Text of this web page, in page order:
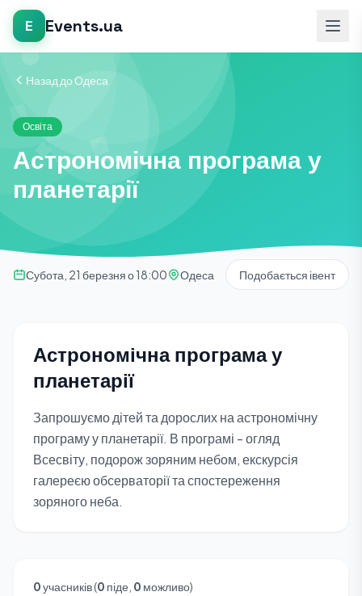
E Events.ua
Назад до Одеса
Освіта
Астрономічна програма у
планетарії
Субота, 21 березня о 18:00 Одеса Подобається івент
Астрономічна програма у
планетарії
Запрошуємо дітей та дорослих на астрономічну
програму у планетарії. В програмі - огляд
Всесвіту, подорож зоряним небом, екскурсія
галереєю обсерваторії та спостереження
зоряного неба.
0учасників (0 піде, 0 можливо)